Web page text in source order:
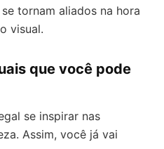
tornam aliados na hora
visual.
que você pode
se inspirar nas
Assim, você já vai